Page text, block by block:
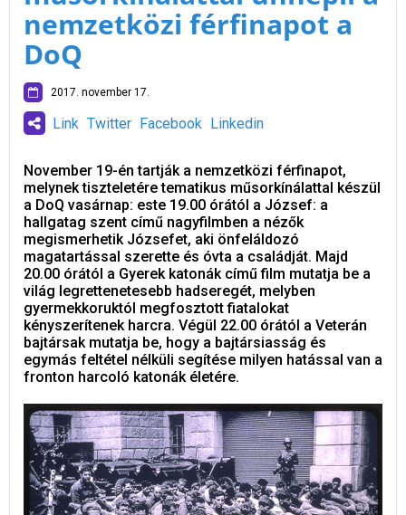
nemzetközi férfinapot a
DoQ
2017. november 17.
Link Twitter Facebook Linkedin
November 19-én tartják a nemzetközi férfinapot,
melynek tiszteletére tematikus műsorkínálattal készül
a DoQ vasárnap: este 19.00 órától a József: a
hallgatag szent című nagyfilmben a nézők
megismerhetik Józsefet, aki önfeláldozó
magatartással szerette és óvta a családját. Majd
20.00 órától a Gyerek katonák című film mutatja be a
világ legrettenetesebb hadseregét, melyben
gyermekkoruktól megfosztott fiatalokat
kényszerítenek harcra. Végül 22.00 órától a Veterán
bajtársak mutatja be, hogy a bajtársiasság és
egymás feltétel nélküli segítése milyen hatással van a
fronton harcoló katonák életére.